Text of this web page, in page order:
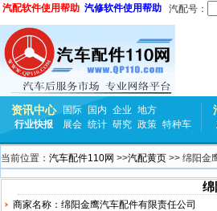
汽配软件使用帮助 汽修软件使用帮助 汽配号：
资讯中心 国际 国内 企业 地方
行业快报
展会 统计 研究 政策 特种车
当前位置： 汽车配件110网 >>汽配黄页 >> 绵阳金
绵
商家名称：绵阳金鹰汽车配件有限责任公司